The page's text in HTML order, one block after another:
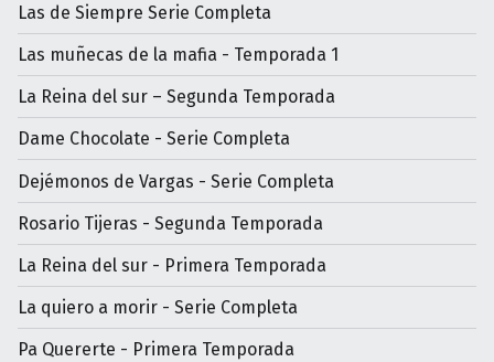
Las de Siempre Serie Completa
Las muñecas de la mafia - Temporada 1
La Reina del sur – Segunda Temporada
Dame Chocolate - Serie Completa
Dejémonos de Vargas - Serie Completa
Rosario Tijeras - Segunda Temporada
La Reina del sur - Primera Temporada
La quiero a morir - Serie Completa
Pa Quererte - Primera Temporada